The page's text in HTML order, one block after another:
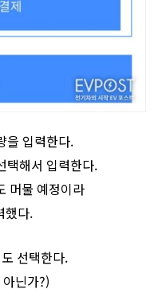
을 입력한다.
택해서 입력한다.
머물 예정이라
했다.
선택한다.
닌가?)